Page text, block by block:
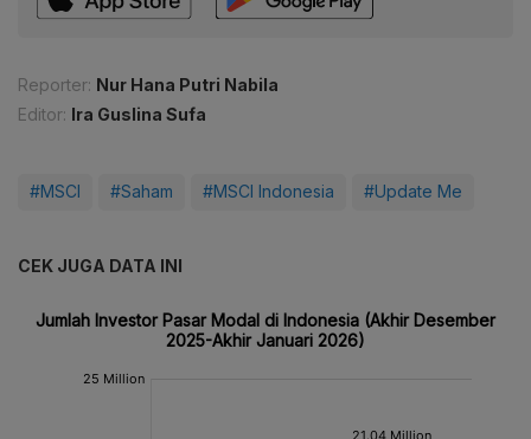
Reporter: Nur Hana Putri Nabila
Editor: Ira Guslina Sufa
#MSCI #Saham #MSCI Indonesia #Update Me
CEK JUGA DATA INI